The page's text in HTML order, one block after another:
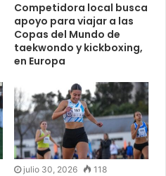
Competidora local busca
apoyo para viajar a las
Copas del Mundo de
taekwondo y kickboxing,
en Europa
julio 30, 2026 118